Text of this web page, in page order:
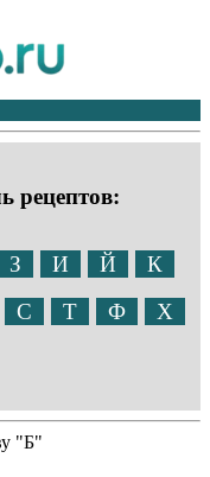
рецептов:
З И Й
К
С Т Ф
Х
"Б"